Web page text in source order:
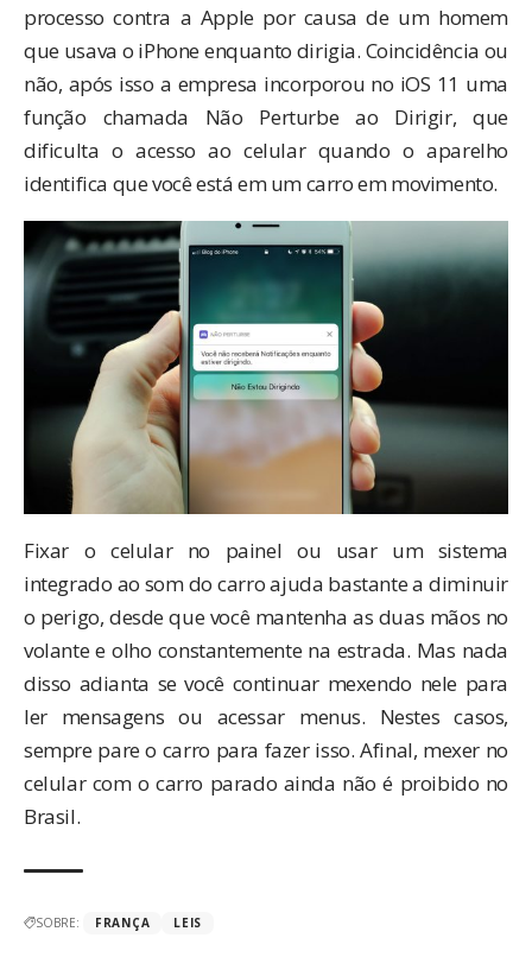
processo contra a Apple por causa de um homem
que usava o iPhone enquanto dirigia. Coincidência ou
não, após isso a empresa incorporou no iOS 11 uma
função chamada Não Perturbe ao Dirigir, que
dificulta o acesso ao celular quando o aparelho
identifica que você está em um carro em movimento.
Fixar o celular no painel ou usar um sistema
integrado ao som do carro ajuda bastante a diminuir
o perigo, desde que você mantenha as duas mãos no
volante e olho constantemente na estrada. Mas nada
disso adianta se você continuar mexendo nele para
ler mensagens ou acessar menus. Nestes casos,
sempre pare o carro para fazer isso. Afinal, mexer no
celular com o carro parado ainda não é proibido no
Brasil.
SOBRE: FRANÇA LEIS